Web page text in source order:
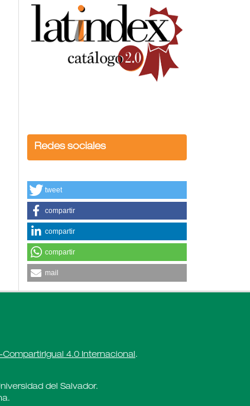
Redes sociales
tweet
compartir
compartir
compartir
mail
4.0 Internacional .
del Salvador.